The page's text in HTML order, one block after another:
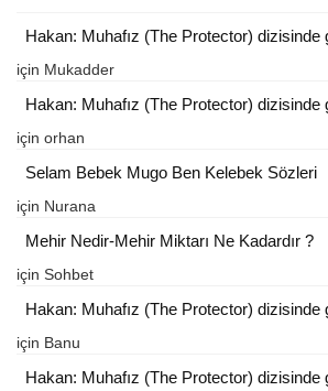
Hakan: Muhafız (The Protector) dizisinde
için Mukadder
Hakan: Muhafız (The Protector) dizisinde
için orhan
Selam Bebek Mugo Ben Kelebek Sözleri
için Nurana
Mehir Nedir-Mehir Miktarı Ne Kadardır ?
için Sohbet
Hakan: Muhafız (The Protector) dizisinde
için Banu
Hakan: Muhafız (The Protector) dizisinde